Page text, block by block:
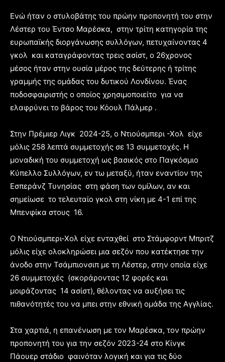
Ενώ ήταν ο στυλοβάτης του πρώην προπονητή του στην
Λέστερ του Έντσο Μαρέσκα, στην τρίτη κατηγορία της
ευρωπαϊκής διοργάνωσης συλλόγων, πετυχαίνοντας 4
γκολ και καταγράφοντας τρεις ασίστ, ο 26χρονος
μέσος ήταν στην ουσία μέρος της δεύτερης ή τρίτης
γραμμής της ομάδας του δυτικού Λονδίνου. Ένας
ποδοσφαιριστής ο οποίος χρησιμοποιείτο για να
ελαφρύνει το βάρος του Κόουλ Πάλμερ .
Στην Πρέμιερ Λιγκ 2024-25, ο Ντιούσμπερι -Χολ είχε
μόλις 258 λεπτά συμμετοχής σε 13 συμμετοχές. Η
μοναδική του συμμετοχή ως βασικός στο Παγκόσμιο
Κύπελλο Συλλόγων, εν τω μεταξύ, ήταν εναντίον της
Εσπεράνζ Τυνησίας στη φάση των ομίλων, αν και
σημείωσε το τελευταίο γκολ στη νίκη με 4-1 επί της
Μπενφίκα στους 16.
Ο Ντιούσμπερι-Χολ είχε ενταχθεί στο Στάμφορντ Μπριτζ
μόλις είχε ολοκληρώσει μια σεζόν που κατέκτησε την
άνοδο στην Τσάμπιονσιπ με τη Λέστερ, στην οποία είχε
26 συμμετοχές (σκοράροντας 12 φορές και
μοιράζοντας 14 ασίστ), θέλοντας να αυξήσει τις
πιθανότητές του να μπει στην εθνική ομάδα της Αγγλίας.
Στα χαρτιά, η επανένωση με τον Μαρέσκα, τον πρώην
προπονητή του για την σεζόν 2023-24 στο Κίνγκ
Πάουερ στάδιο φαινόταν λογική και για τις δύο